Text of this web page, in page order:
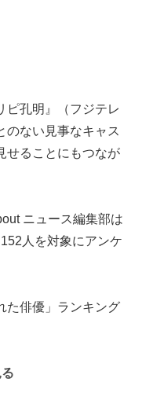
ピ孔明』（フジテレ
のない見事なキャス
せることにもつなが
ニュース編集部は
人を対象にアンケ
た俳優」ランキング